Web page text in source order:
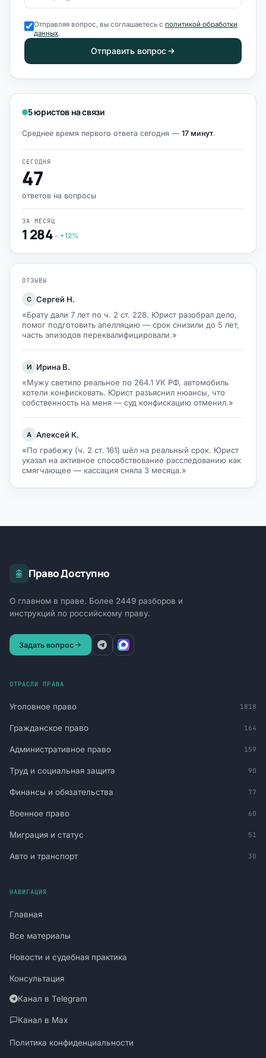
Отправляя вопрос, вы соглашаетесь с политикой обработки
данных.
Отправить вопрос
5 юристов на связи
Среднее время первого ответа сегодня — 17 минут.
СЕГОДНЯ
47
ответов на вопросы
ЗА МЕСЯЦ
1 284 +12%
ОТЗЫВЫ
С Сергей Н.
«Брату дали 7 лет по ч. 2 ст. 228. Юрист разобрал дело,
помог подготовить апелляцию — срок снизили до 5 лет,
часть эпизодов переквалифицировали.»
И
Ирина В.
«Мужу светило реальное по 264.1 УК РФ, автомобиль
хотели конфисковать. Юрист разъяснил нюансы, что
собственность на меня — суд конфискацию отменил.»
А Алексей К.
«По грабежу (ч. 2 ст. 161) шёл на реальный срок. Юрист
указал на активное способствование расследованию как
смягчающее — кассация сняла 3 месяца.»
Право Доступно
О главном в праве. Более 2449 разборов и
инструкций по российскому праву.
Задать вопрос
ОТРАСЛИ ПРАВА
Уголовное право 1818
Гражданское право 164
Административное право 159
Труд и социальная защита 90
Финансы и обязательства 77
Военное право 60
Миграция и статус 51
Авто и транспорт 30
НАВИГАЦИЯ
Главная
Все материалы
Новости и судебная практика
Консультация
Канал в Telegram
Канал в Max
Политика конфиденциальности